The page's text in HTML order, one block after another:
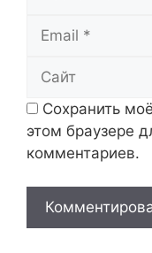
Сохранить
этом браузере
комментариев.